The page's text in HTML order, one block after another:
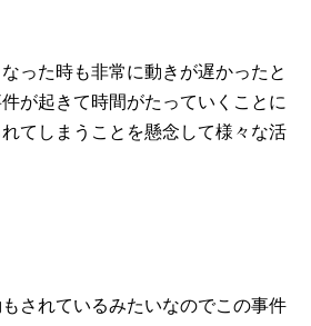
った時も非常に動きが遅かったと
が起きて時間がたっていくことに
てしまうことを懸念して様々な活
されているみたいなのでこの事件